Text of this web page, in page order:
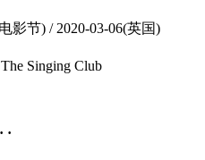
影节) / 2020-03-06(英国)
Singing Club
·